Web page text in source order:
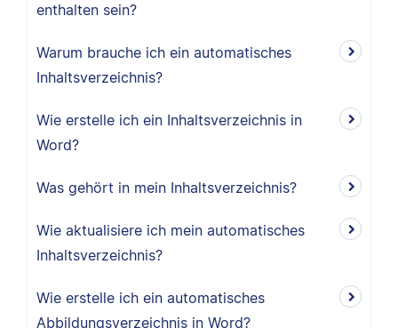
enthalten sein?
Warum brauche ich ein automatisches
Inhaltsverzeichnis?
Wie erstelle ich ein Inhaltsverzeichnis in
Word?
Was gehört in mein Inhaltsverzeichnis?
Wie aktualisiere ich mein automatisches
Inhaltsverzeichnis?
Wie erstelle ich ein automatisches
Abbildungsverzeichnis in Word?